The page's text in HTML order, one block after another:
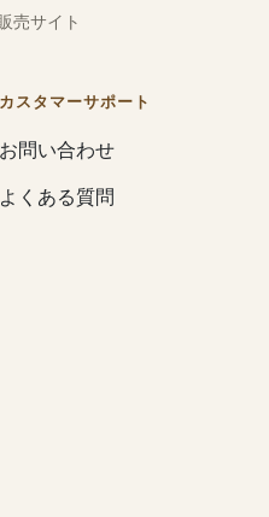
売サイト
カスタマーサポート
お問い合わせ
よくある質問